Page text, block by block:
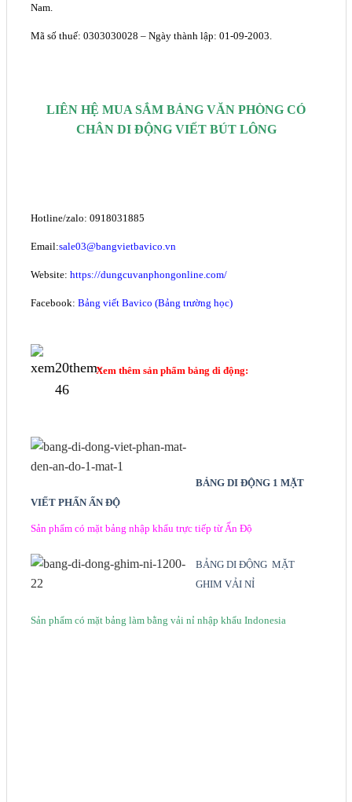
Nam.
Mã số thuế: 0303030028 – Ngày thành lập: 01-09-2003
LIÊN HỆ MUA SẮM BẢNG VĂN PHÒNG CÓ
CHÂN DI ĐỘNG VIẾT BÚT LÔNG
Hotline/zalo: 0918031885
Email:sale03@bangvietbavico.vn
Website: https://dungcuvanphongonline.com/
Facebook: Bảng viết Bavico (Bảng trường học)
Xem thêm sản phẩm bảng di động:
BẢNG DI ĐỘNG 1 MẶT
VIẾT PHẤN ẤN ĐỘ
Sản phẩm có mặt bảng nhập khẩu trực tiếp từ Ấn Độ
BẢNG DI ĐỘNG MẶT
GHIM VẢI NỈ
Sản phẩm có mặt bảng làm bằng vải nỉ nhập khẩu Indonesia